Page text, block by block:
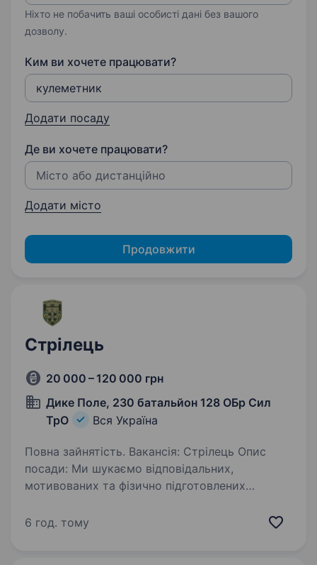
Ніхто не побачить ваші особисті дані без вашого
дозволу.
Ким ви хочете працювати?
Додати посаду
Де ви хочете працювати?
Додати місто
Продовжити
Стрілець
20 000 – 120 000 грн
Дике Поле, 230 батальйон 128 ОБр Сил
ТрО
Вся Україна
Повна зайнятість. Вакансія: Стрілець Опис
посади: Ми шукаємо відповідальних,
мотивованих та фізично підготовлених
батальйоні. Ваша основна відповідальність
6 год. тому